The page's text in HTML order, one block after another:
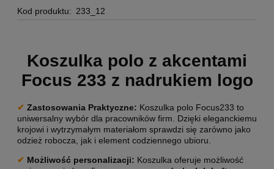
Kod produktu: 233_12
Koszulka polo z akcentami
Focus 233 z nadrukiem logo
✔ Zastosowania Praktyczne: Koszulka polo Focus233 to
uniwersalny wybór dla pracowników firm. Dzięki eleganckiemu
krojowi i wytrzymałym materiałom sprawdzi się zarówno jako
odzież robocza, jak i element codziennego ubioru.
✔ Możliwość personalizacji: Koszulka oferuje możliwość